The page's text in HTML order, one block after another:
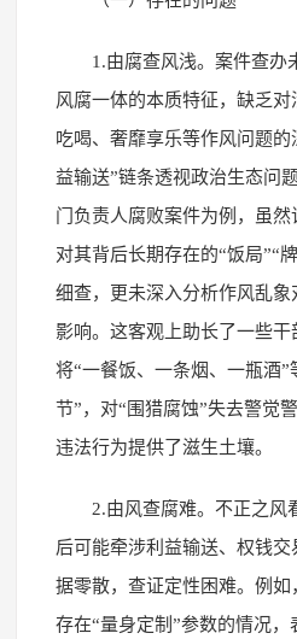
1.由腐查风浅。案件查办
风腐一体的本质特征，缺乏
吃喝、奢靡享乐等作风问题的
益输送”链条透视政治生态问
门负责人腐败案件为例，虽
对其背后长期存在的“饭局”“
细查，更未深入分析作风乱
影响。这客观上助长了一些
将“一餐饭、一条烟、一瓶酒
节”，对“围猎腐蚀”失去警觉
违法行为提供了滋生土壤。
2.由风查腐难。不正之风
后可能牵涉利益输送、权钱
据零散，查证定性困难。例如
存在“量身定制”参数的情况